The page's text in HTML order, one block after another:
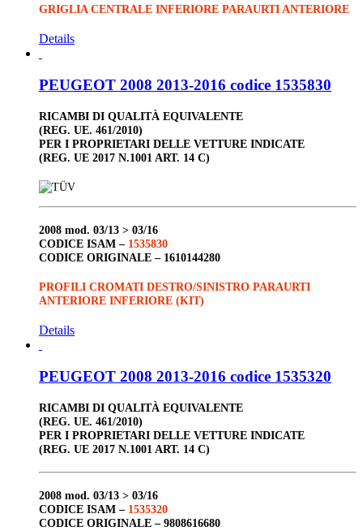
GRIGLIA CENTRALE INFERIORE PARAURTI ANTERIORE
Details
PEUGEOT 2008 2013-2016 codice 1535830
RICAMBI DI QUALITÀ EQUIVALENTE
(REG. UE. 461/2010)
PER I PROPRIETARI DELLE VETTURE INDICATE
(REG. UE 2017 N.1001 ART. 14 C)
2008 mod. 03/13 > 03/16
CODICE ISAM – 1535830
CODICE ORIGINALE – 1610144280
PROFILI CROMATI DESTRO/SINISTRO PARAURTI
ANTERIORE INFERIORE (KIT)
Details
PEUGEOT 2008 2013-2016 codice 1535320
RICAMBI DI QUALITÀ EQUIVALENTE
(REG. UE. 461/2010)
PER I PROPRIETARI DELLE VETTURE INDICATE
(REG. UE 2017 N.1001 ART. 14 C)
2008 mod. 03/13 > 03/16
CODICE ISAM – 1535320
CODICE ORIGINALE – 9808616680